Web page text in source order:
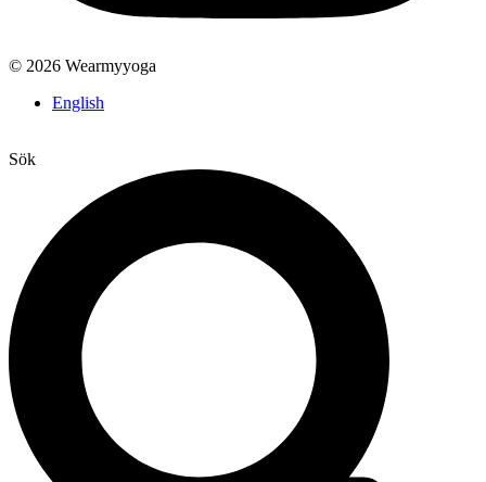
© 2026 Wearmyyoga
English
Sök